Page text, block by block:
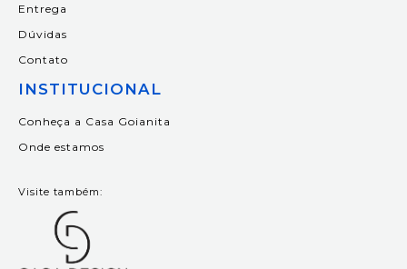
Entrega
Dúvidas
Contato
INSTITUCIONAL
Conheça a Casa Goianita
Onde estamos
Visite também: